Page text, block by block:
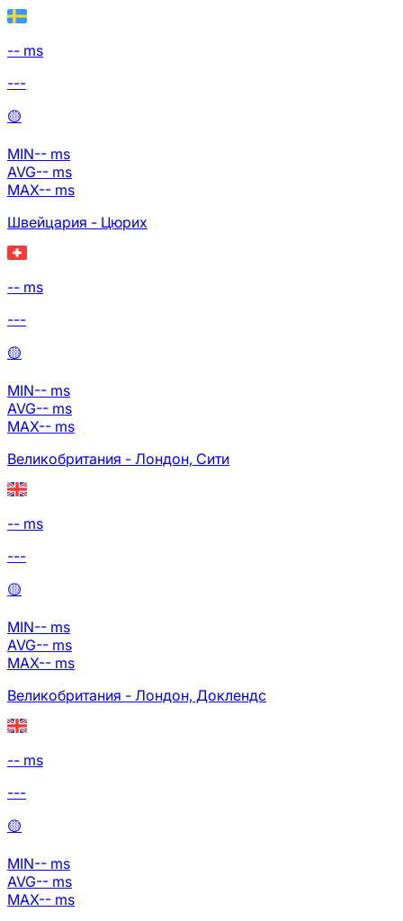
-- ms
---
🟡
MIN-- ms
AVG-- ms
MAX-- ms
Швейцария - Цюрих
-- ms
---
🟡
MIN-- ms
AVG-- ms
MAX-- ms
Великобритания - Лондон, Сити
-- ms
---
🟡
MIN-- ms
AVG-- ms
MAX-- ms
Великобритания - Лондон, Доклендс
-- ms
---
🟡
MIN-- ms
AVG-- ms
MAX-- ms